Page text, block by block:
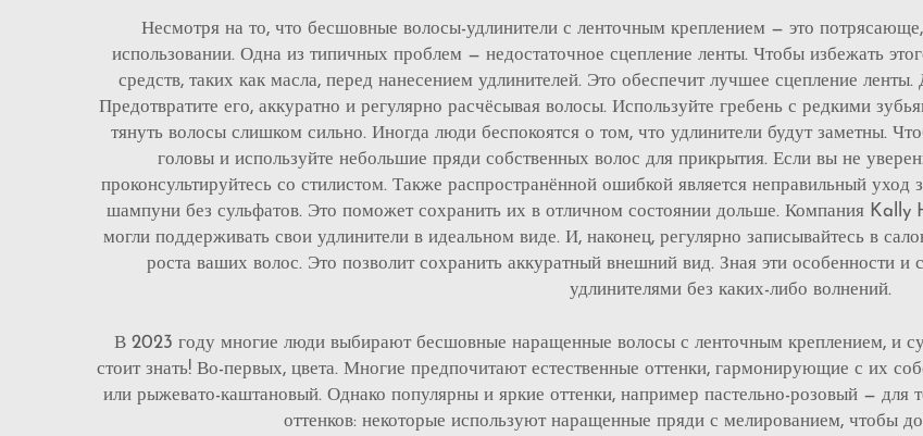
Несмотря на то, что бесшовные волосы-удлинители с ленточным креплением — это
использовании. Одна из типичных проблем — недостаточное сцепление ленты. Чтобы избежать
средств, таких как масла, перед нанесением удлинителей. Это обеспечит лучшее сцепление
Предотвратите его, аккуратно и регулярно расчёсывая волосы. Используйте гребень с редкими
тянуть волосы слишком сильно. Иногда люди беспокоятся о том, что удлинители будут заметны.
головы и используйте небольшие пряди собственных волос для прикрытия. Если вы не
проконсультируйтесь со стилистом. Также распространённой ошибкой является неправильный
шампуни без сульфатов. Это поможет сохранить их в отличном состоянии дольше. Компания Kally
могли поддерживать свои удлинители в идеальном виде. И, наконец, регулярно записывайтесь в
роста ваших волос. Это позволит сохранить аккуратный внешний вид. Зная эти особенности и
удлинителями без каких-либо волнений.
В 2023 году многие люди выбирают бесшовные наращенные волосы с ленточным креплением, и
стоит знать! Во-первых, цвета. Многие предпочитают естественные оттенки, гармонирующие с их
или рыжевато-каштановый. Однако популярны и яркие оттенки, например пастельно-розовый — для
оттенков: некоторые используют наращенные пряди с мелированием, чтобы